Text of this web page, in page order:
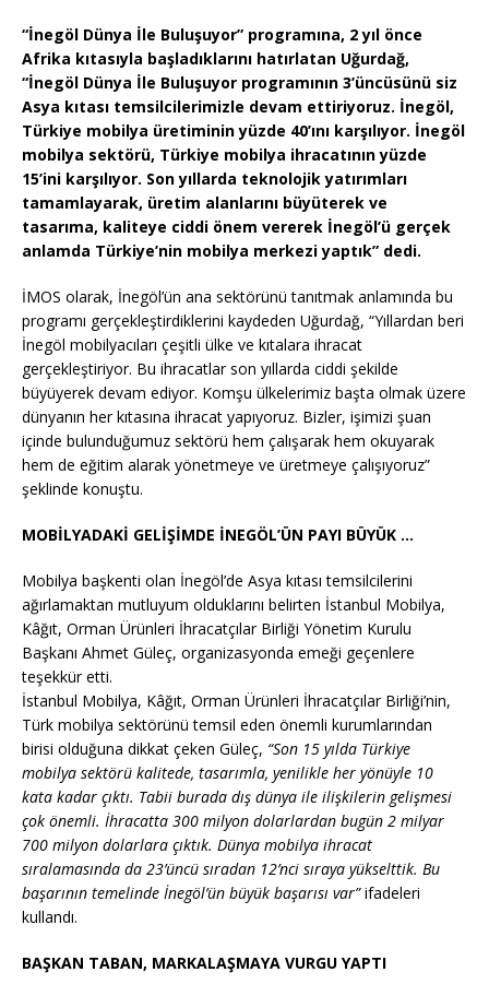
“İnegöl Dünya İle Buluşuyor” programına, 2 yıl önce
Afrika kıtasıyla başladıklarını hatırlatan Uğurdağ,
“İnegöl Dünya İle Buluşuyor programının 3’üncüsünü siz
Asya kıtası temsilcilerimizle devam ettiriyoruz. İnegöl,
Türkiye mobilya üretiminin yüzde 40’ını karşılıyor. İnegöl
mobilya sektörü, Türkiye mobilya ihracatının yüzde
15’ini karşılıyor. Son yıllarda teknolojik yatırımları
tamamlayarak, üretim alanlarını büyüterek ve
tasarıma, kaliteye ciddi önem vererek İnegöl’ü gerçek
anlamda Türkiye’nin mobilya merkezi yaptık” dedi.
İMOS olarak, İnegöl’ün ana sektörünü tanıtmak anlamında bu
programı gerçekleştirdiklerini kaydeden Uğurdağ, “Yıllardan beri
İnegöl mobilyacıları çeşitli ülke ve kıtalara ihracat
gerçekleştiriyor. Bu ihracatlar son yıllarda ciddi şekilde
büyüyerek devam ediyor. Komşu ülkelerimiz başta olmak üzere
dünyanın her kıtasına ihracat yapıyoruz. Bizler, işimizi şuan
içinde bulunduğumuz sektörü hem çalışarak hem okuyarak
hem de eğitim alarak yönetmeye ve üretmeye çalışıyoruz”
şeklinde konuştu.
MOBİLYADAKİ GELİŞİMDE İNEGÖL’ÜN PAYI BÜYÜK …
Mobilya başkenti olan İnegöl’de Asya kıtası temsilcilerini
ağırlamaktan mutluyum olduklarını belirten İstanbul Mobilya,
Kâğıt, Orman Ürünleri İhracatçılar Birliği Yönetim Kurulu
Başkanı Ahmet Güleç, organizasyonda emeği geçenlere
teşekkür etti.
İstanbul Mobilya, Kâğıt, Orman Ürünleri İhracatçılar Birliği’nin,
Türk mobilya sektörünü temsil eden önemli kurumlarından
birisi olduğuna dikkat çeken Güleç, “Son 15 yılda Türkiye
mobilya sektörü kalitede, tasarımla, yenilikle her yönüyle 10
kata kadar çıktı. Tabii burada dış dünya ile ilişkilerin gelişmesi
çok önemli. İhracatta 300 milyon dolarlardan bugün 2 milyar
700 milyon dolarlara çıktık. Dünya mobilya ihracat
sıralamasında da 23’üncü sıradan 12’nci sıraya yükselttik. Bu
başarının temelinde İnegöl’ün büyük başarısı var”ifadeleri
kullandı.
BAŞKAN TABAN, MARKALAŞMAYA VURGU YAPTI